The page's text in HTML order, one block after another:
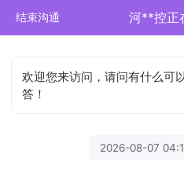
结束沟通 河**控正
欢迎您来访问，请问有什么可
答！
2026-08-07